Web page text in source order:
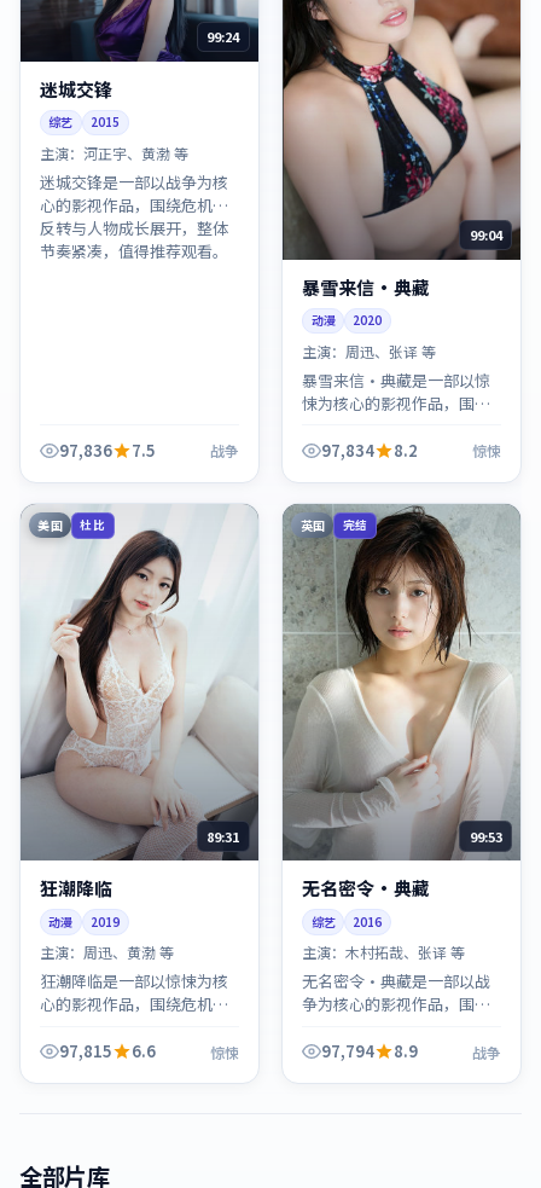
99:24
迷城交锋
综艺 2015
主演： 河正宇、黄渤 等
迷城交锋是一部以战争为核
心的影视作品，围绕危机、
反转与人物成长展开，整体
节奏紧凑，值得推荐观看。
97,836 7.5 战争
99:04
暴雪来信·典藏
动漫 2020
主演： 周迅、张译 等
暴雪来信·典藏是一部以惊
悚为核心的影视作品，围绕
开，整体节奏紧凑，值得推
97,834 8.2 惊悚
美国 杜比
89:31
狂潮降临
动漫 2019
主演： 周迅、黄渤 等
狂潮降临是一部以惊悚为核
心的影视作品，围绕危机、
节奏紧凑，值得推荐观看。
97,815 6.6 惊悚
英国 完结
99:53
无名密令·典藏
综艺 2016
主演：木村拓哉、张译 等
无名密令·典藏是一部以战
争为核心的影视作品，围绕
开，整体节奏紧凑，值得推
97,794 8.9 战争
全部片库